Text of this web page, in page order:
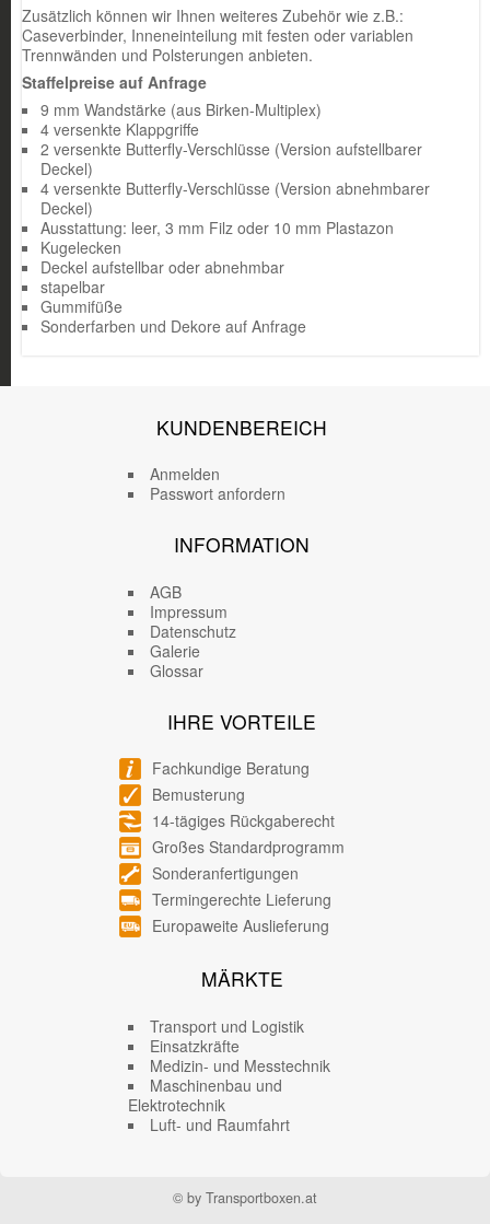
Zusätzlich können wir Ihnen weiteres Zubehör wie z.B.:
Caseverbinder, Inneneinteilung mit festen oder variablen
Trennwänden und Polsterungen anbieten.
Staffelpreise auf Anfrage
9 mm Wandstärke (aus Birken-Multiplex)
4 versenkte Klappgriffe
2 versenkte Butterfly-Verschlüsse (Version aufstellbarer
Deckel)
4 versenkte Butterfly-Verschlüsse (Version abnehmbarer
Deckel)
Ausstattung: leer, 3 mm Filz oder 10 mm Plastazon
Kugelecken
Deckel aufstellbar oder abnehmbar
stapelbar
Gummifüße
Sonderfarben und Dekore auf Anfrage
KUNDENBEREICH
Anmelden
Passwort anfordern
INFORMATION
AGB
Impressum
Datenschutz
Galerie
Glossar
IHRE VORTEILE
Fachkundige Beratung
Bemusterung
14-tägiges Rückgaberecht
Großes Standardprogramm
Sonderanfertigungen
Termingerechte Lieferung
Europaweite Auslieferung
MÄRKTE
Transport und Logistik
Einsatzkräfte
Medizin- und Messtechnik
Maschinenbau und
Elektrotechnik
Luft- und Raumfahrt
© by Transportboxen.at